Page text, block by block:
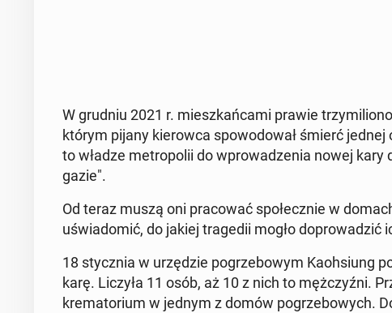
W grudniu 2021 r. miesz­kań­ca­mi prawie
którym pijany kie­row­ca spo­wo­do­wał śmierć jednej
to władze me­tro­po­lii do wpro­wa­dze­nia nowej
gazie".
Od teraz muszą oni pra­co­wać spo­łecz­nie w
uświa­do­mić, do jakiej tra­ge­dii mogło do­pro­wa­dzić
18 stycz­nia w urzę­dzie po­grze­bo­wym Ka­oh­siung
karę. Liczyła 11 osób, aż 10 z nich to męż­czyź­ni.
kre­ma­to­rium w jednym z domów po­grze­bo­wych.